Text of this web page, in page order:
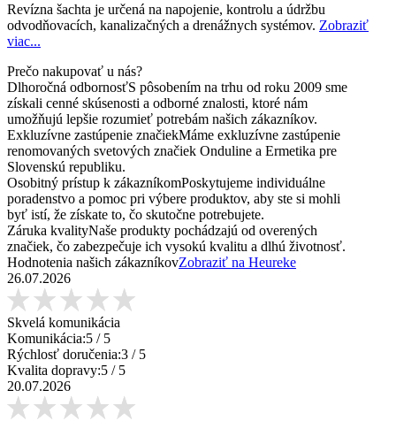
Revízna šachta je určená na napojenie, kontrolu a údržbu
odvodňovacích, kanalizačných a drenážnych systémov. Zobraziť
viac...
Prečo nakupovať u nás?
Dlhoročná odbornosťS pôsobením na trhu od roku 2009 sme
získali cenné skúsenosti a odborné znalosti, ktoré nám
umožňujú lepšie rozumieť potrebám našich zákazníkov.
Exkluzívne zastúpenie značiekMáme exkluzívne zastúpenie
renomovaných svetových značiek Onduline a Ermetika pre
Slovenskú republiku.
Osobitný prístup k zákazníkomPoskytujeme individuálne
poradenstvo a pomoc pri výbere produktov, aby ste si mohli
byť istí, že získate to, čo skutočne potrebujete.
Záruka kvalityNaše produkty pochádzajú od overených
značiek, čo zabezpečuje ich vysokú kvalitu a dlhú životnosť.
Hodnotenia našich zákazníkovZobraziť na Heureke
26.07.2026
Skvelá komunikácia
Komunikácia:5 / 5
Rýchlosť doručenia:3 / 5
Kvalita dopravy:5 / 5
20.07.2026